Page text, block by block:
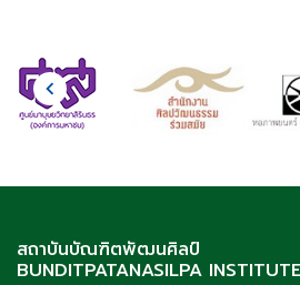
สถาบันบัณฑิตพัฒนศิลป์
BUNDITPATANASILPA